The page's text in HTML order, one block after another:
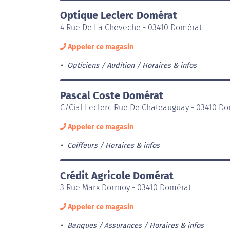
Optique Leclerc Domérat
4 Rue De La Cheveche - 03410 Domérat
Appeler ce magasin
Opticiens / Audition Horaires & infos
Pascal Coste Domérat
C/Cial Leclerc Rue De Chateauguay - 03410
Appeler ce magasin
Coiffeurs Horaires & infos
Crédit Agricole Domérat
3 Rue Marx Dormoy - 03410 Domérat
Appeler ce magasin
Banques / Assurances Horaires & infos